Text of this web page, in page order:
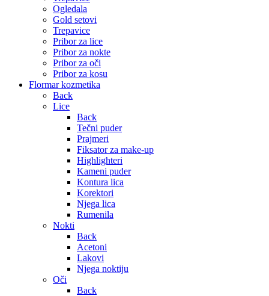
Ogledala
Gold setovi
Trepavice
Pribor za lice
Pribor za nokte
Pribor za oči
Pribor za kosu
Flormar kozmetika
Back
Lice
Back
Tečni puder
Prajmeri
Fiksator za make-up
Highlighteri
Kameni puder
Kontura lica
Korektori
Njega lica
Rumenila
Nokti
Back
Acetoni
Lakovi
Njega noktiju
Oči
Back